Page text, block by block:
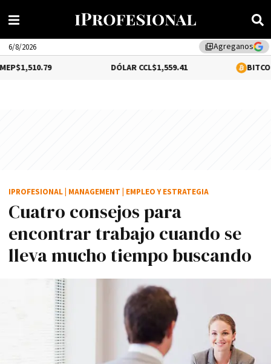
library_addAgreganos
6/8/2026
$1,559.41 0.18%
Cuatro consejos para
encontrar trabajo cuando se
lleva mucho tiempo buscando
IPROFESIONAL MANAGEMENT EMPLEO Y ESTRATEGIA